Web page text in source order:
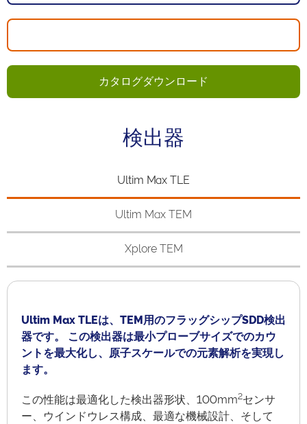
カタログダウンロード
検出器
Ultim Max TLE
Ultim Max TEM
Xplore TEM
Ultim Max TLEは、TEM用のフラッグシップSDD検出
器です。 この検出器は最小プローブサイズでのカウ
ントを最大化し、原子スケールでの元素解析を実現し
ます。
この性能は最適化した検出器形状、100mm2センサ
ー、ウインドウレス構成、最適な機械設計、そして